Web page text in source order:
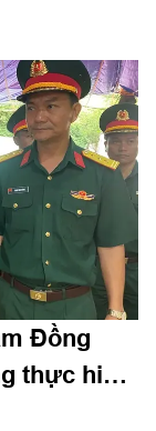
Đồng
thực hiện
cốt liệt sĩ